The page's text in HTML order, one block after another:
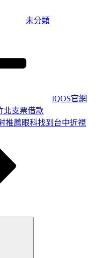
未分類
IQOS官網
北支票借款
推薦眼科找到台中近視